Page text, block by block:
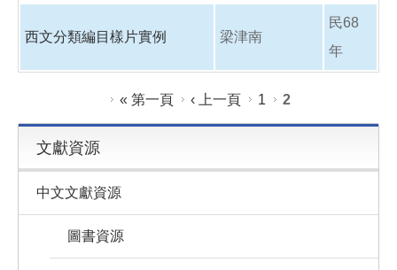
西文分類編目樣片實例 梁津南
民68
年
« 第一頁 ‹ 上一頁 1 2
文獻資源
中文文獻資源
圖書資源